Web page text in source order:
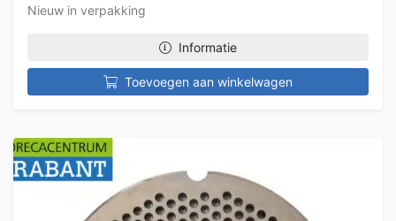
Nieuw in verpakking
Informatie
Toevoegen aan winkelwagen